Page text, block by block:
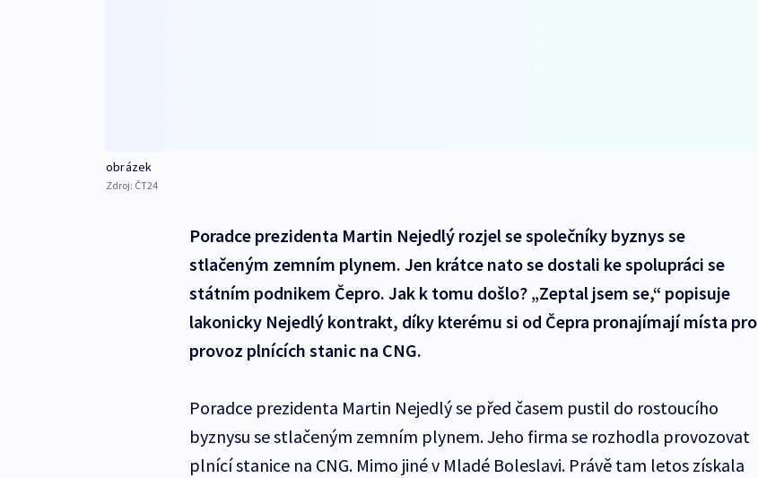
obrázek
Zdroj: ČT24
Poradce prezidenta Martin Nejedlý rozjel se společníky byznys se
stlačeným zemním plynem. Jen krátce nato se dostali ke spolupráci se
státním podnikem Čepro. Jak k tomu došlo? „Zeptal jsem se,“ popisuje
lakonicky Nejedlý kontrakt, díky kterému si od Čepra pronajímají místa pro
provoz plnících stanic na CNG.
Poradce prezidenta Martin Nejedlý se před časem pustil do rostoucího
byznysu se stlačeným zemním plynem. Jeho firma se rozhodla provozovat
plnící stanice na CNG. Mimo jiné v Mladé Boleslavi. Právě tam letos získala